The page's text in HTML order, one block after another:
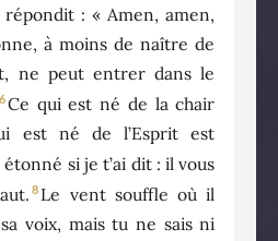
répondit : « Amen, amen,
à moins de naître de
ne peut entrer dans le
6Ce qui est né de la chair
est né de l’Esprit est
étonné si je t’ai dit : il vous
8 Le vent souffle où il
voix, mais tu ne sais ni